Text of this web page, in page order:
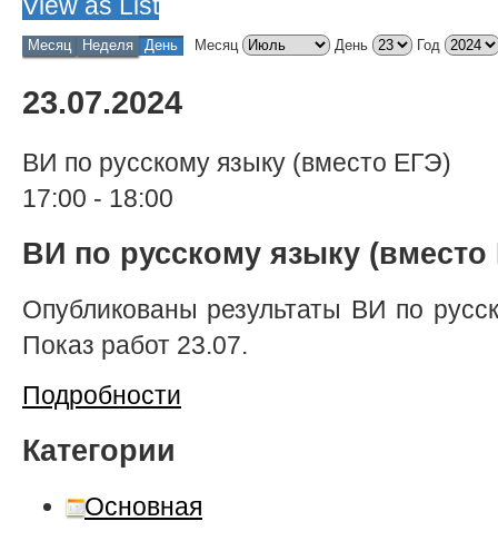
Месяц Неделя День Месяц День Год
23.07.2024
ВИ по русскому языку (вместо ЕГЭ)
17:00 - 18:00
ВИ по русскому языку (вместо
Опубликованы результаты ВИ по
Показ работ 23.07.
Подробности
Категории
Основная